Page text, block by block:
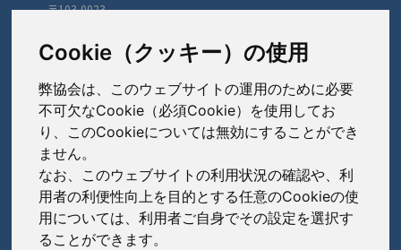
Cookie（クッキー）の使用
弊協会は、このウェブサイトの運用のために必要
不可欠なCookie（必須Cookie）を使用してお
り、このCookieについては無効にすることができ
ません。
なお、このウェブサイトの利用状況の確認や、利
用者の利便性向上を目的とする任意のCookieの使
用については、利用者ご自身でその設定を選択す
ることができます。
〒103-0023
TEL: 03-3279-1890 / FAX: 03-3241-2978
会員会社（あ〜さ）
あゆみ製薬株式会社
岩城製薬株式会社
大蔵製薬株式会社
キョーリンリメディオ株式会社
会員会社（た〜は）
大興製薬株式会社
ダイト株式会社
会員会社 （ま〜わ）
陽進堂ホールディングス株式会社